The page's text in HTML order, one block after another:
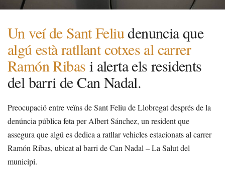
Un veí de Sant Feliudenuncia que
algú està ratllant cotxes al carrer
Ramón Ribas i alerta els residents
del barri de Can Nadal.
Preocupació entre veïns de Sant Feliu de Llobregat després de la
denúncia pública feta per Albert Sánchez, un resident que
assegura que algú es dedica a ratllar vehicles estacionats al carrer
Ramón Ribas, ubicat al barri de Can Nadal – La Salut del
municipi.